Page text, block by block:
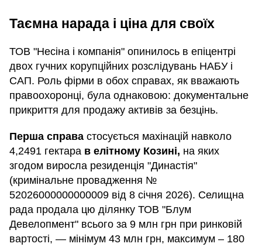
Таємна нарада і ціна для своїх
ТОВ "Несіна і компанія" опинилось в епіцентрі
двох гучних корупційних розслідувань НАБУ і
САП. Роль фірми в обох справах, як вважають
правоохоронці, була однаковою: документальне
прикриття для продажу активів за безцінь.
Перша справа стосується махінацій навколо
4,2491 гектара в елітному Козині, на яких
згодом виросла резиденція "Династія"
(кримінальне провадження №
52026000000000009 від 8 січня 2026). Селищна
рада продала цю ділянку ТОВ "Блум
Девелопмент" всього за 9 млн грн при ринковій
вартості, — мінімум 43 млн грн, максимум – 180